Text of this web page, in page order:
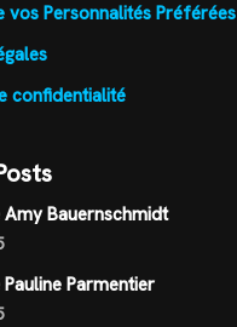
vos Personnalités Préférées
confidentialité
Bauernschmidt
Parmentier